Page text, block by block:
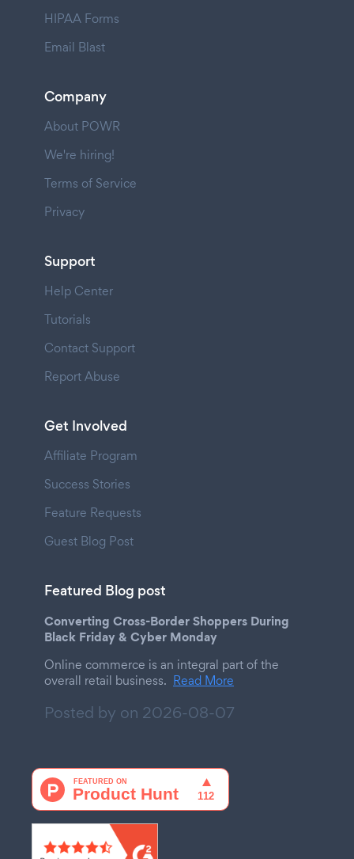
HIPAA Forms
Email Blast
Company
About POWR
We're hiring!
Terms of Service
Privacy
Support
Help Center
Tutorials
Contact Support
Report Abuse
Get Involved
Affiliate Program
Success Stories
Feature Requests
Guest Blog Post
Featured Blog post
Converting Cross-Border Shoppers During
Black Friday & Cyber Monday
Online commerce is an integral part of the
overall retail business. Read More
Posted by on 2026-08-07